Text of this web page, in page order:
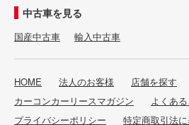
中古車を見る
国産中古車 輸入中古車
HOME 法人のお客様 店舗を探す
カーコンカーリースマガジン
よくあ
プライバシーポリシー
特定商取引法